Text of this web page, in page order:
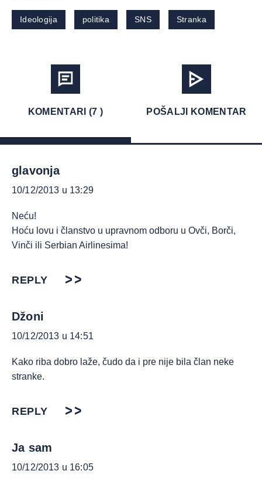
Ideologija politika SNS Stranka
KOMENTARI (7 ) POŠALJI KOMENTAR
glavonja
10/12/2013 u 13:29
Neću!
Hoću lovu i članstvo u upravnom odboru u Ovči, Borči,
Vinči ili Serbian Airlinesima!
REPLY
Džoni
10/12/2013 u 14:51
Kako riba dobro laže, čudo da i pre nije bila član neke
stranke.
REPLY
Ja sam
10/12/2013 u 16:05